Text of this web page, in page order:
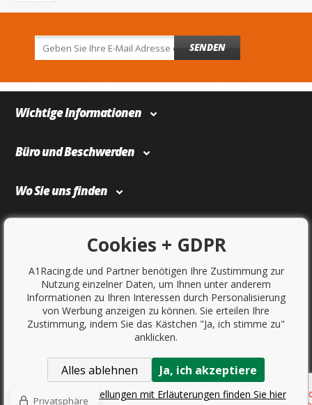
SENDEN
Wichtige Informationen
Büro und Beschwerden
Wo Sie uns finden
Copyright © 2017Sportovniautodoplnky.cz- Tuning-Shop,
Sportwagenzubehör, Autotuning. Alle Rechte vorbehalten.
Cookies + GDPR
A1Racing.de und Partner benötigen Ihre Zustimmung zur
Nutzung einzelner Daten, um Ihnen unter anderem
Informationen zu Ihren Interessen durch Personalisierung
von Werbung anzeigen zu können. Sie erteilen Ihre
Zustimmung, indem Sie das Kästchen "Ja, ich stimme zu"
anklicken.
Alles ablehnen Ja, ich akzeptiere
Detaillierte Einstellungen mit Erläuterungen finden Sie hier
Privatsphäre